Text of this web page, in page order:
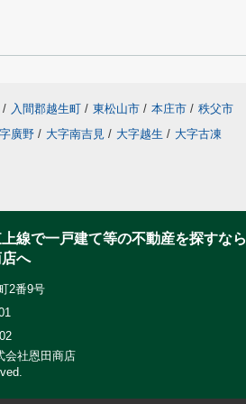
/ 入間郡越生町 / 東松山市 / 本庄市 / 秩父市
廣野 / 大字南吉見 / 大字越生 / 大字古凍
線で一戸建て等の不動産を探すなら
店へ
2番9号
会社恩田商店